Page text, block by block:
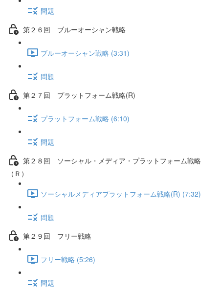
問題
第２６回 ブルーオーシャン戦略
ブルーオーシャン戦略 (3:31)
問題
第２７回 プラットフォーム戦略(R)
プラットフォーム戦略 (6:10)
問題
第２８回 ソーシャル・メディア・プラットフォーム戦略
（Ｒ）
ソーシャルメディアプラットフォーム戦略(R) (7:32)
問題
第２９回 フリー戦略
フリー戦略 (5:26)
問題